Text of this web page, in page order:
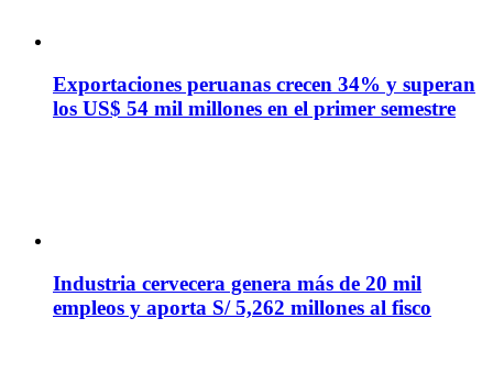
Exportaciones peruanas crecen 34% y superan
los US$ 54 mil millones en el primer semestre
Industria cervecera genera más de 20 mil
empleos y aporta S/ 5,262 millones al fisco